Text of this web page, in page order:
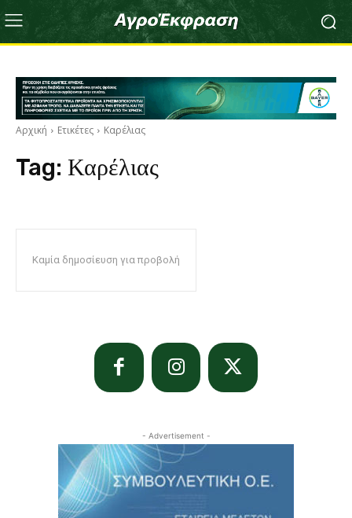
Αρχική Ετικέτες Καρέλιας
Tag: Καρέλιας
Καμία δημοσίευση για προβολή
- Advertisement -